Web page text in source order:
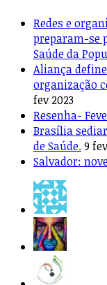
Redes e
preparam-se
Saúde da
Aliança
organização
fev 2023
Resenha-
Brasília
de Saúde.9
Salvador: